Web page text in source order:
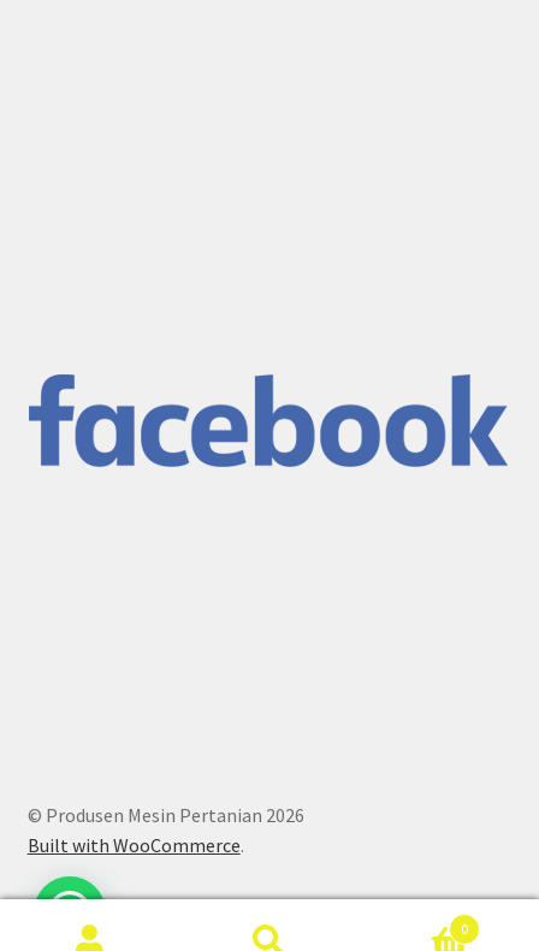
© Produsen Mesin Pertanian 2026
Built with WooCommerce.
0